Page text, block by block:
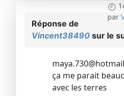
par
Réponse de
Vincent38490 sur le
ça me parait
avec les terres